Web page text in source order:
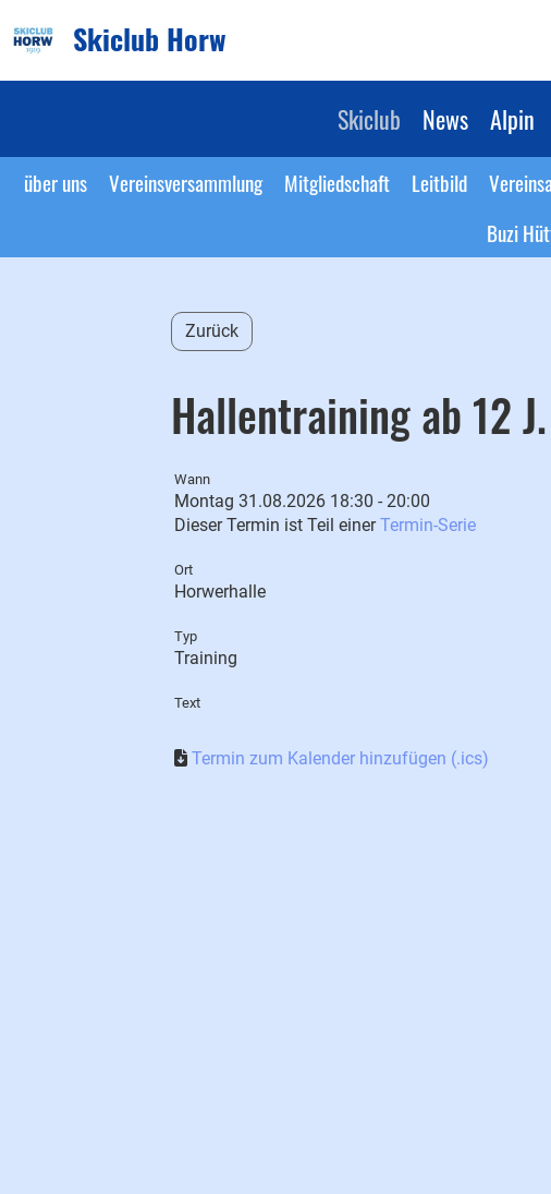
Skiclub Horw
Skiclub News Alpin
über uns Vereinsversammlung Mitgliedschaft Leitbild
Buzi
Zurück
Hallentraining ab 12 J.
Wann
Montag 31.08.2026 18:30 - 20:00
Dieser Termin ist Teil einerTermin-Serie
Ort
Horwerhalle
Typ
Training
Text
Termin zum Kalender hinzufügen (.ics)